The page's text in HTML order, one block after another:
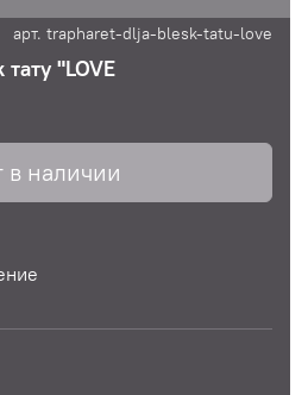
арт. trapharet-dlja-blesk-tatu-love
"LOVE
в наличии